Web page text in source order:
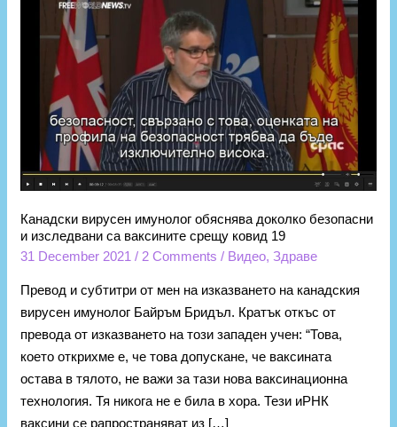
Канадски вирусен имунолог обяснява доколко безопасни
и изследвани са ваксините срещу ковид 19
31 December 2021/2 Comments / Видео,Здраве
Превод и субтитри от мен на изказването на канадския
вирусен имунолог Байръм Бридъл. Кратък откъс от
превода от изказването на този западен учен: “Това,
което открихме е, че това допускане, че ваксината
остава в тялото, не важи за тази нова ваксинационна
технология. Тя никога не е била в хора. Тези иРНК
ваксини се рапространяват из […]
вирусен
имунолог
обяснява
доколко
безопасни
изследвани
са
ваксините
срещу
ковид
19